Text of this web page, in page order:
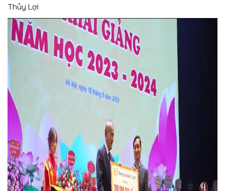
Thủy Lợi